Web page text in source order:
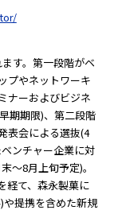
す。第一段階がベ
プやネットワーキ
ナーおよびビジネ
期期限)、第二段階
表会による選抜(4
ンチャー企業に対
～8月上旬予定)。
経て、森永製菓に
提携を含めた新規